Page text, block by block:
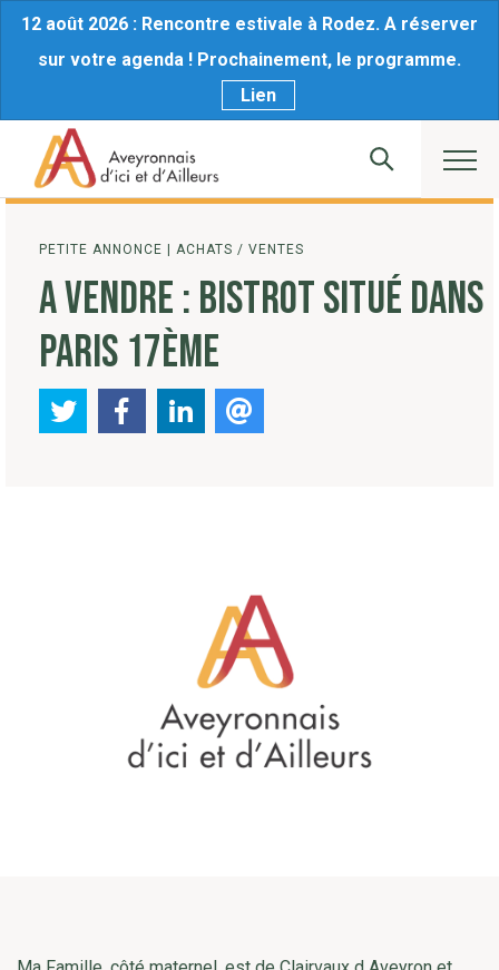
12 août 2026 : Rencontre estivale à Rodez. A réserver
sur votre agenda ! Prochainement, le programme.
Lien
PETITE ANNONCE | ACHATS / VENTES
A VENDRE : BISTROT SITUÉ DANS
PARIS 17ÈME